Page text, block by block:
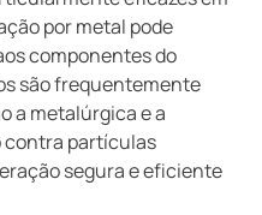
por metal pode
componentes do
são frequentemente
a metalúrgica e a
contra partículas
segura e eficiente